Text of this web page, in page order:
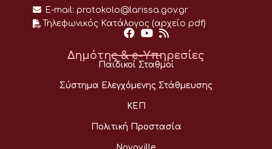
E-mail: protokolo@larissa.gov.gr
Τηλεφωνικός Κατάλογος (αρχείο pdf)
Δημότης & e-Υπηρεσίες
Παιδικοί Σταθμοί
Σύστημα Ελεγχόμενης Στάθμευσης
ΚΕΠ
Πολιτική Προστασία